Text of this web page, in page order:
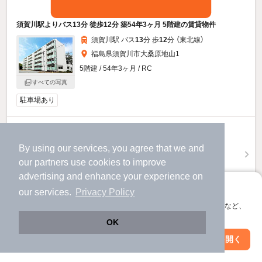
By using our services, you agree that we and
our partners use cookies to improve
advertising and enhance your experience on
our services.
Privacy Policy
OK
アプリに切り替えて、サクサクお部屋探し
会員登録なしですぐ使える。マップ検索やお気に入り保存など、
アプリを開く
須賀川駅よりバス13分 徒歩12分 築54年3ヶ月 5階建の賃貸物件
すべての写真
須賀川駅 バス13分 歩12分 （東北線）
福島県須賀川市大桑原地山1
5階建 / 54年3ヶ月 / RC
駐車場あり
（管理費不要）
敷 不要 礼 不要
3階 / 2K / 33.54㎡
絞り込み条件を変更